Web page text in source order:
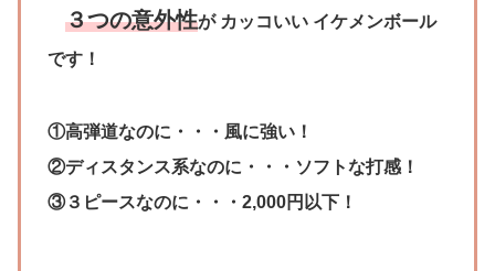
３つの意外性が カッコいい イケメンボール
です！
①高弾道なのに・・・風に強い！
②ディスタンス系なのに・・・ソフトな打感！
③３ピースなのに・・・2,000円以下！